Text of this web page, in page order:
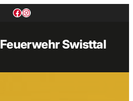
Facebook
Instagram
Feuerwehr Swisttal